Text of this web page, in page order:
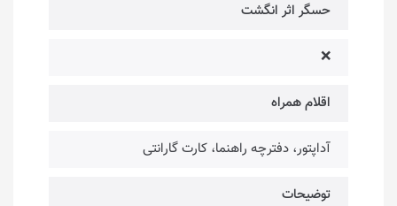
حسگر اثر انگشت
❌
اقلام همراه
آداپتور، دفترچه راهنما، کارت گارانتی
توضیحات